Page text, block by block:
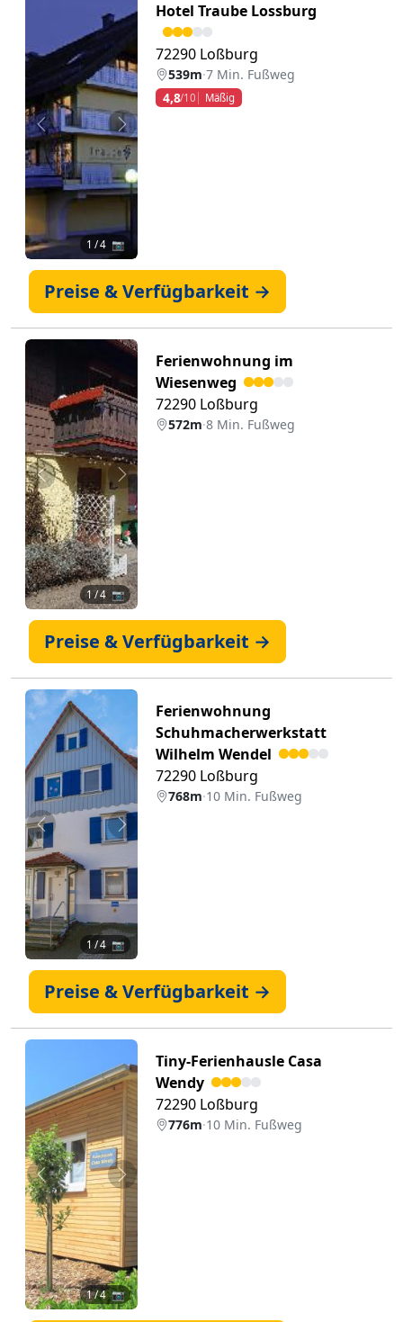
Zurück Weiter
1 / 4 📷
Hotel Traube Lossburg
72290 Loßburg
539m·7 Min. Fußweg
4,8/10 Mäßig
Preise & Verfügbarkeit →
Zurück Weiter
1 / 4 📷
Ferienwohnung im
Wiesenweg
72290 Loßburg
572m·8 Min. Fußweg
Preise & Verfügbarkeit →
Zurück Weiter
1 / 4 📷
Ferienwohnung
Schuhmacherwerkstatt
Wilhelm Wendel
72290 Loßburg
768m·10 Min. Fußweg
Preise & Verfügbarkeit →
Zurück Weiter
1/ 4 📷
Tiny-Ferienhausle Casa
Wendy
72290 Loßburg
776m·10 Min. Fußweg